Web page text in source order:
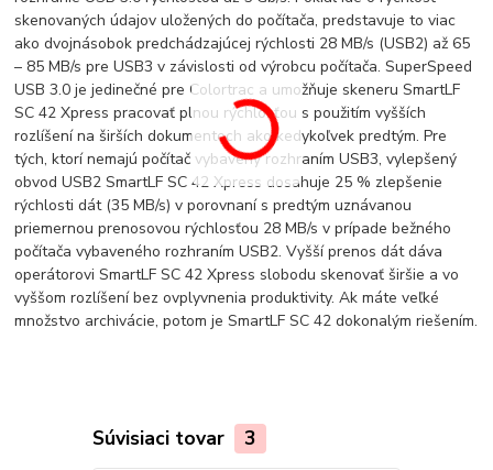
skenovaných údajov uložených do počítača, predstavuje to viac
ako dvojnásobok predchádzajúcej rýchlosti 28 MB/s (USB2) až 65
– 85 MB/s pre USB3 v závislosti od výrobcu počítača. SuperSpeed ​​
USB 3.0 je jedinečné pre Colortrac a umožňuje skeneru SmartLF
SC 42 Xpress pracovať plnou rýchlosťou s použitím vyšších
rozlíšení na širších dokumentoch ako kedykoľvek predtým. Pre
tých, ktorí nemajú počítač vybavený rozhraním USB3, vylepšený
obvod USB2 SmartLF SC 42 Xpress dosahuje 25 % zlepšenie
rýchlosti dát (35 MB/s) v porovnaní s predtým uznávanou
priemernou prenosovou rýchlosťou 28 MB/s v prípade bežného
počítača vybaveného rozhraním USB2. Vyšší prenos dát dáva
operátorovi SmartLF SC 42 Xpress slobodu skenovať širšie a vo
vyššom rozlíšení bez ovplyvnenia produktivity. Ak máte veľké
množstvo archivácie, potom je SmartLF SC 42 dokonalým riešením.
Súvisiaci tovar 3